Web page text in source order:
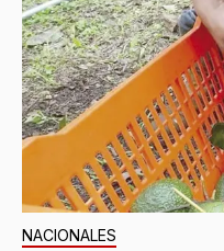
NACIONALES